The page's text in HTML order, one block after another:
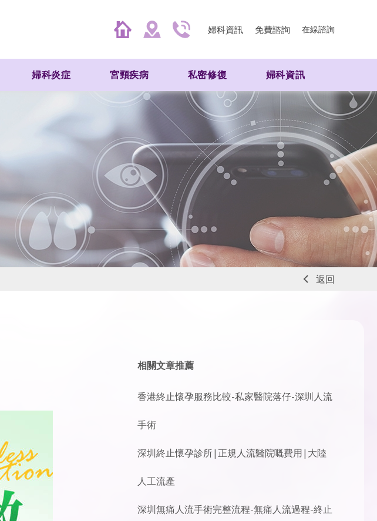
婦科資訊 免費諮詢 在線諮詢
婦科炎症 宮頸疾病 私密修復 婦科資訊
返回
相關文章推薦
香港終止懷孕服務比較-私家醫院落仔-深圳人流
手術
深圳終止懷孕診所|正規人流醫院嘅費用|大陸
人工流產
深圳無痛人流手術完整流程-無痛人流過程-終止